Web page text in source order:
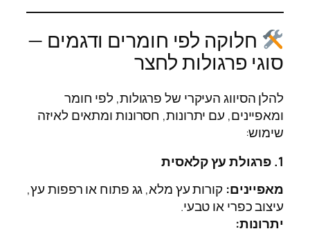
חלוקה לפי חומרים ודגמים —
סוגי פרגולות לחצר
להלן הסיווג העיקרי של פרגולות, לפי חומר
ומאפיינים, עם יתרונות, חסרונות ומתאים לאיזה
שימוש:
1. פרגולת עץ קלאסית
מאפיינים: קורות עץ מלא, גג פתוח או רפפות עץ,
עיצוב כפרי או טבעי.
יתרונות: